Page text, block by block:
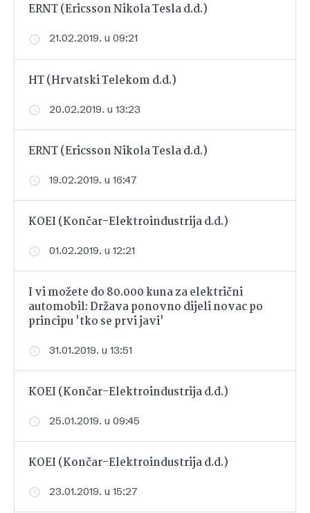
ERNT (Ericsson Nikola Tesla d.d.)
21.02.2019. u 09:21
HT (Hrvatski Telekom d.d.)
20.02.2019. u 13:23
ERNT (Ericsson Nikola Tesla d.d.)
19.02.2019. u 16:47
KOEI (Končar-Elektroindustrija d.d.)
01.02.2019. u 12:21
I vi možete do 80.000 kuna za električni
automobil: Država ponovno dijeli novac po
principu 'tko se prvi javi'
31.01.2019. u 13:51
KOEI (Končar-Elektroindustrija d.d.)
25.01.2019. u 09:45
KOEI (Končar-Elektroindustrija d.d.)
23.01.2019. u 15:27